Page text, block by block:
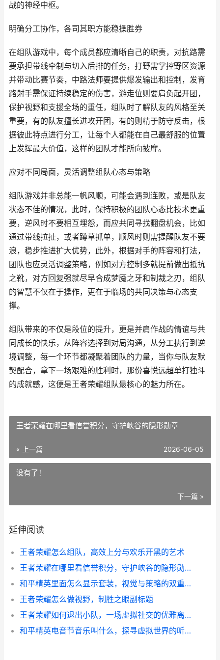
战的神经中枢。
明确分工协作，各司其职方能稳操胜券
在组队游戏中，每个成员都应清晰自己的职责，对抗路需
要承担带线牵制与切入后排的任务，打野需掌控野区资源
并带动比赛节奏，中路法师要提供爆发输出和控制，发育
路射手需保证持续稳定的伤害，游走位则要肩负起开团，
保护视野和支援全场的重任，组队时了解队友的风格至关
重要，有的队友擅长进攻开团，有的则精于防守反击，根
据彼此特点进行分工，让每个人都能在自己最舒服的位置
上发挥最大价值，这样的团队才能所向披靡。
应对不同局面，灵活调整组队心态与策略
组队游戏并非总能一帆风顺，可能会遇到连败，或是队友
状态不佳的情况，此时，保持积极的团队心态比技术更重
要，逆风时不要相互埋怨，而应共同寻找翻盘机会，比如
通过带线拉扯，或者蹲草抓单，顺风时则需提醒队友不要
浪，稳步推进扩大优势，此外，根据对手的阵容和打法，
团队也应灵活调整策略，例如对方控制多就提前做出抵抗
之靴，对方回复强就尽早合成梦魇之牙和制裁之刃，组队
的智慧不仅在于操作，更在于临场的共同决策与心态支
撑。
组队带来的不仅是段位的提升，更是并肩作战的情谊与共
同成长的快乐，从阵容选择到对局沟通，从分工执行到逆
境调整，每一个环节都凝聚着团队的力量，当你与队友默
契配合，拿下一场艰难的胜利时，那份喜悦远超单打独斗
的成就感，这便是王者荣耀组队最核心的魅力所在。
王者荣耀在哪里看信誉积分，守护峡谷的隐形勋章
« 上一篇 2026-06-05
没有了！
下一篇 »
延伸阅读
王者荣耀怎么组队，高效上分与欢乐开黑的艺术
王者荣耀在哪里看信誉积分，守护峡谷的隐形勋章
和平精英里面怎么显示套装，视觉与策略的双重博弈
王者荣耀怎么做视野，制胜之眼副标题
王者荣耀如何退出小队，一场虚拟社交的优雅离场，副标题，从团队协作到个人空间的策略选择
和平精英电音节音乐叫什么，探寻虚拟世界的听觉盛宴副标题